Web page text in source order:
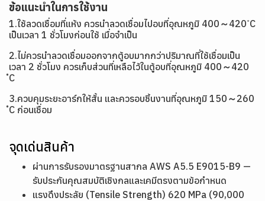
ข้อแนะนำในการใช้งาน
1.ใช้ลวดเชื่อมที่แห้ง ควรนำลวดเชื่อมไปอบที่อุณหภูมิ 400～420 ํC
เป็นเวลา 1 ชั่วโมงก่อนใช้ เมื่อจำเป็น
2.ไม่ควรนำลวดเชื่อมออกจากตู้อบมากกว่าปริมาณที่ใช้เชื่อมเป็น
เวลา 2 ชั่วโมง ควรเก็บส่วนที่เหลือไว้ในตู้อบที่อุณหภูมิ 400～420
ํC
3.ควบคุมระยะอาร์กให้สั้น และควรอบชิ้นงานที่อุณหภูมิ 150～260
ํC ก่อนเชื่อม
จุดเด่นสินค้า
ผ่านการรับรองมาตรฐานสากล AWS A5.5 E9015-B9 —
รับประกันคุณสมบัติเชิงกลและเคมีตรงตามข้อกำหนด
แรงดึงประลัย (Tensile Strength) 620 MPa (90,000